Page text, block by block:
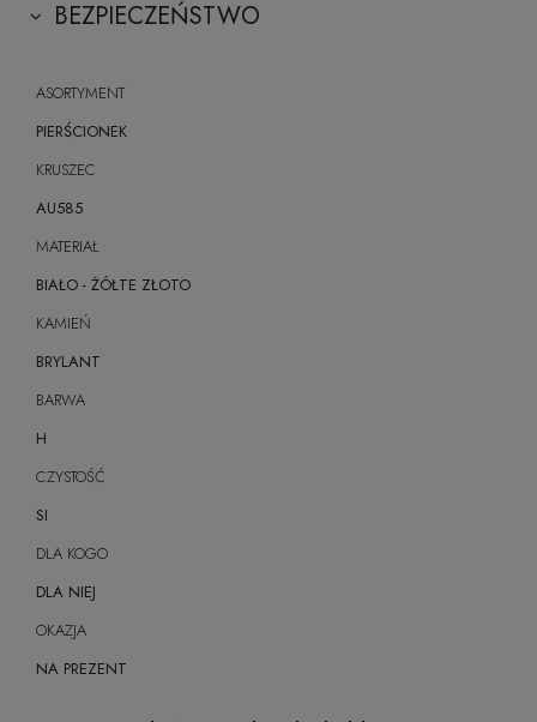
BEZPIECZEŃSTWO
ASORTYMENT
PIERŚCIONEK
KRUSZEC
AU585
MATERIAŁ
BIAŁO - ŻÓŁTE ZŁOTO
KAMIEŃ
BRYLANT
BARWA
H
CZYSTOŚĆ
SI
DLA KOGO
DLA NIEJ
OKAZJA
NA PREZENT